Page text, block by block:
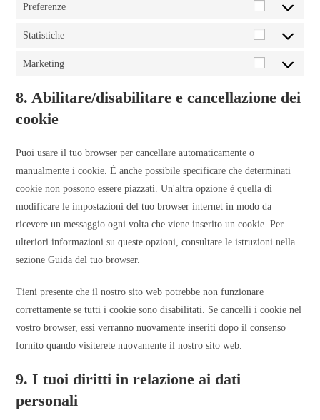
Preferenze
Statistiche
Marketing
8. Abilitare/disabilitare e cancellazione dei
cookie
Puoi usare il tuo browser per cancellare automaticamente o
manualmente i cookie. È anche possibile specificare che determinati
cookie non possono essere piazzati. Un'altra opzione è quella di
modificare le impostazioni del tuo browser internet in modo da
ricevere un messaggio ogni volta che viene inserito un cookie. Per
ulteriori informazioni su queste opzioni, consultare le istruzioni nella
sezione Guida del tuo browser.
Tieni presente che il nostro sito web potrebbe non funzionare
correttamente se tutti i cookie sono disabilitati. Se cancelli i cookie nel
vostro browser, essi verranno nuovamente inseriti dopo il consenso
fornito quando visiterete nuovamente il nostro sito web.
9. I tuoi diritti in relazione ai dati
personali